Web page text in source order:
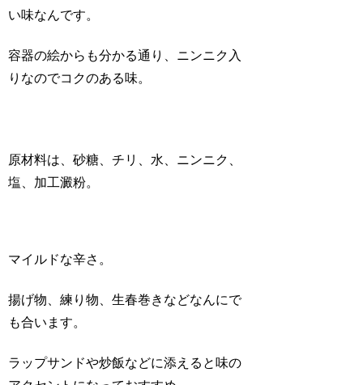
い味なんです。
容器の絵からも分かる通り、ニンニク入
りなのでコクのある味。
原材料は、砂糖、チリ、水、ニンニク、
塩、加工澱粉。
マイルドな辛さ。
揚げ物、練り物、生春巻きなどなんにで
も合います。
ラップサンドや炒飯などに添えると味の